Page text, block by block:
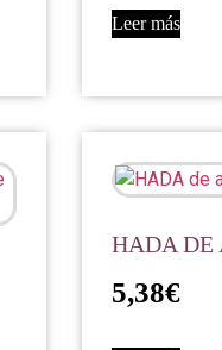
Leer más
HADA DE
5,38€